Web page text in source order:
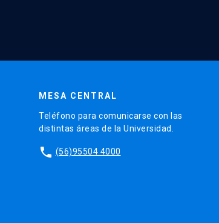
MESA CENTRAL
Teléfono para comunicarse con las
distintas áreas de la Universidad.
phone (56)95504 4000